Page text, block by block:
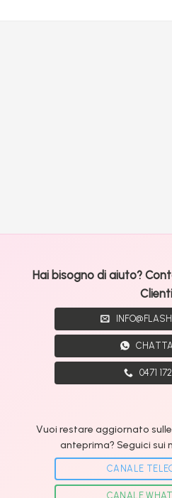
Hai bisogno di aiuto?
0471
Vuoi restare aggiornato
anteprima? Seguici sui
CANALE
CANALE